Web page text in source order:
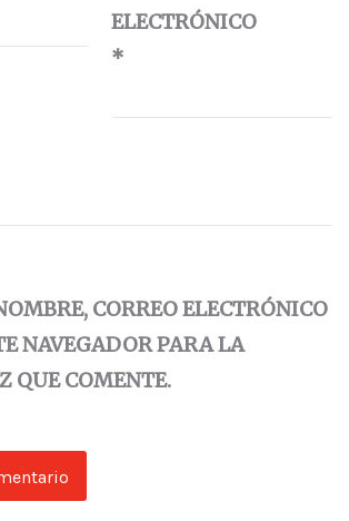
ELECTRÓNICO
*
CORREO ELECTRÓNICO
NAVEGADOR PARA LA
QUE COMENTE.